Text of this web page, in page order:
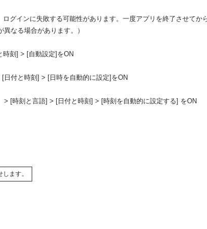
ログインに失敗する可能性があります。一度アプリを終了させてか
なる場合があります。）
刻] > [自動設定]をON
付と時刻] > [日時を自動的に設定]をON
[時刻と言語] > [日付と時刻] > [時刻を自動的に設定する] をON